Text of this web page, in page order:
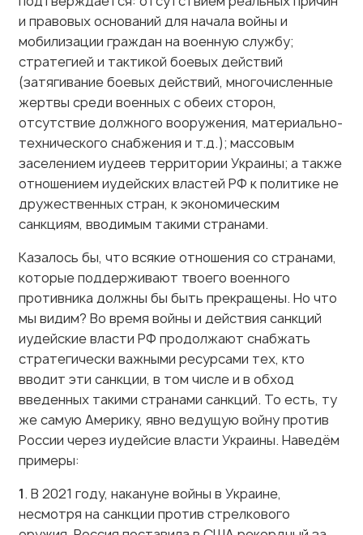
мобилизации граждан на военную службу;
стратегией и тактикой боевых действий
(затягивание боевых действий, многочисленные
жертвы среди военных с обеих сторон,
отсутствие должного вооружения, материально-
технического снабжения и т.д.); массовым
заселением иудеев территории Украины; а также
отношением иудейских властей РФ к политике не
дружественных стран, к экономическим
санкциям, вводимым такими странами.
Казалось бы, что всякие отношения со странами,
противника должны бы быть прекращены. Но что
мы видим? Во время войны и действия санкций
иудейские власти РФ продолжают снабжать
стратегически важными ресурсами тех, кто
вводит эти санкции, в том числе и в обход
введенных такими странами санкций. То есть, ту
же самую Америку, явно ведущую войну против
России через иудейсие власти Украины. Наведём
примеры:
1. В 2021 году, накануне войны в Украине,
оружия, Россия поставила в США рекордный за
30 лет объем патронов. Общий объем поставок